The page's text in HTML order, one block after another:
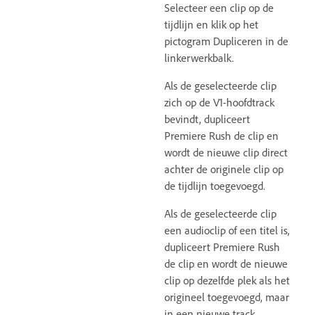
Selecteer een clip op de
tijdlijn en klik op het
pictogram Dupliceren in de
linkerwerkbalk.
Als de geselecteerde clip
zich op de V1-hoofdtrack
bevindt, dupliceert
Premiere Rush de clip en
wordt de nieuwe clip direct
achter de originele clip op
de tijdlijn toegevoegd.
Als de geselecteerde clip
een audioclip of een titel is,
dupliceert Premiere Rush
de clip en wordt de nieuwe
clip op dezelfde plek als het
origineel toegevoegd, maar